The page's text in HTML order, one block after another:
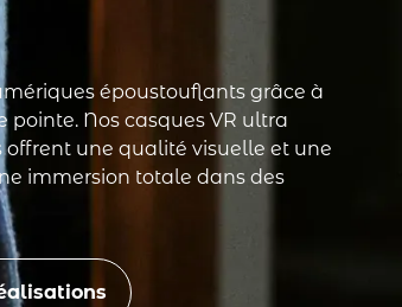
époustouflants grâce à
Nos casques VR ultra
une qualité visuelle et une
immersion totale dans des